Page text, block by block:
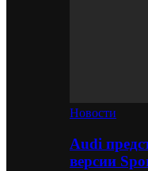
Новости
Audi
версии